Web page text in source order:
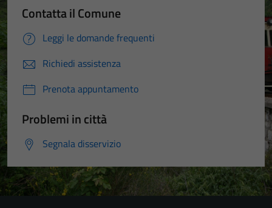
Contatta il Comune
Leggi le domande frequenti
Richiedi assistenza
Prenota appuntamento
Problemi in città
Segnala disservizio